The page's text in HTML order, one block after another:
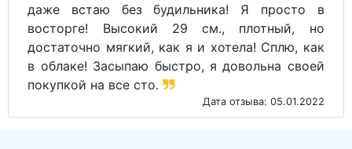
даже встаю без будильника! Я просто в
восторге! Высокий 29 см., плотный, но
достаточно мягкий, как я и хотела! Сплю, как
в облаке! Засыпаю быстро, я довольна своей
покупкой на все сто.
Дата отзыва: 05.01.2022